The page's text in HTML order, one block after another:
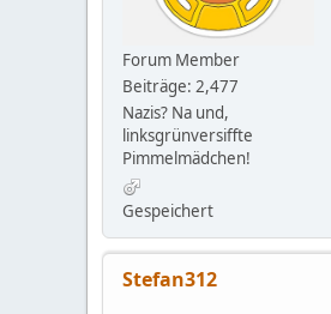
Forum Member
Beiträge: 2,477
Nazis? Na und,
linksgrünversiffte
Pimmelmädchen!
Gespeichert
Stefan312